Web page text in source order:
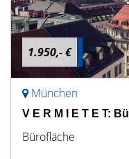
1.950,- €
München
V E R M I E T E T:
Bürofläche